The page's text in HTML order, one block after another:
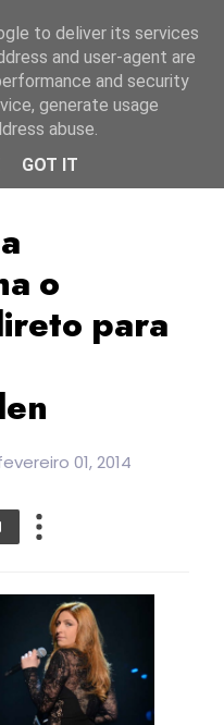
o
para
01, 2014
to deliver its services
and user-agent are
and security
generate usage
abuse.
GOT IT